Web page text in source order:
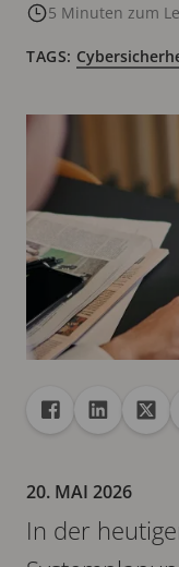
5 Minuten zum
TAGS:
Freigabe
Teilen aufTeilen auf
20. MAI 2026
In der